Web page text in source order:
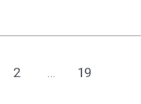
2 … 19